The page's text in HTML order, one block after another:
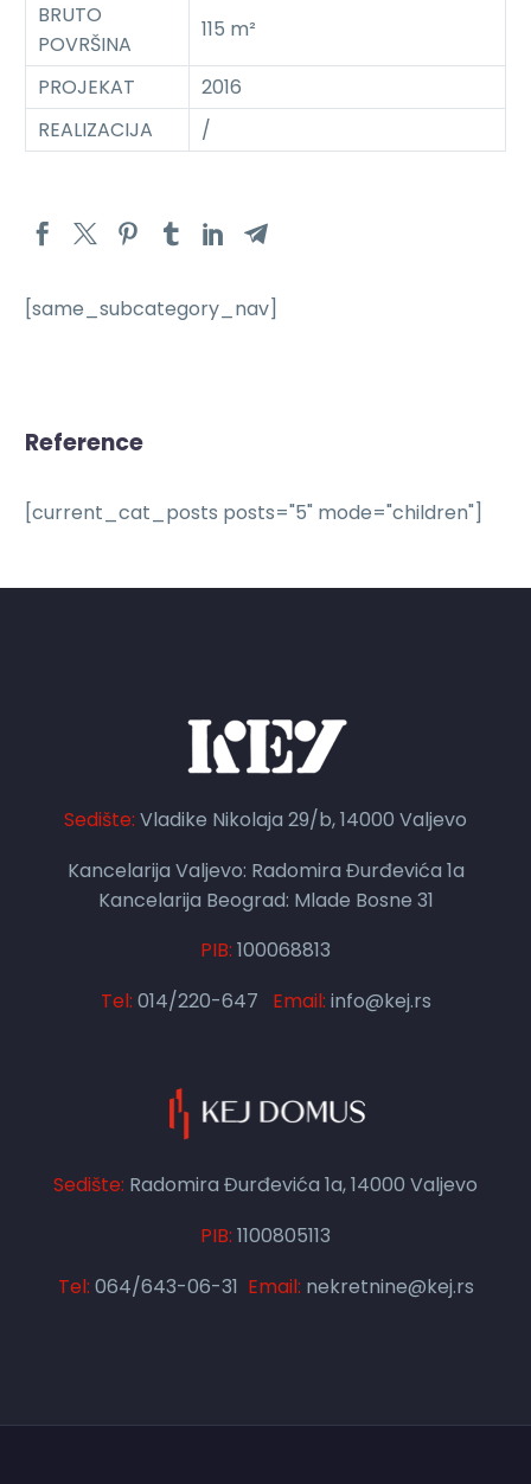
BRUTO
POVRŠINA
115 m²
PROJEKAT
2016
REALIZACIJA
/
[same_subcategory_nav]
Reference
[current_cat_posts posts="5" mode="children"]
Sedište: Vladike Nikolaja 29/b, 14000 Valjevo
Kancelarija Valjevo: Radomira Đurđevića 1a
Kancelarija Beograd: Mlade Bosne 31
PIB: 100068813
Tel: 014/220-647 Email: info@kej.rs
Sedište: Radomira Đurđevića 1a, 14000 Valjevo
PIB: 1100805113
Tel: 064/643-06-31 Email: nekretnine@kej.rs